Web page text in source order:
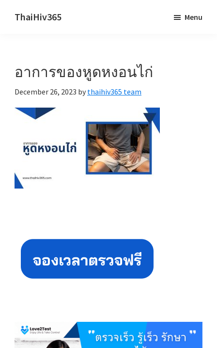
ThaiHiv365
behind.
Menu
อาการของหูดหงอนไก่
December 26, 2023 by thaihiv365 team
Sidebar